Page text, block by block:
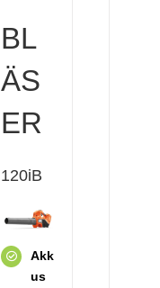
BL
ÄS
ER
120iB
Akk
us